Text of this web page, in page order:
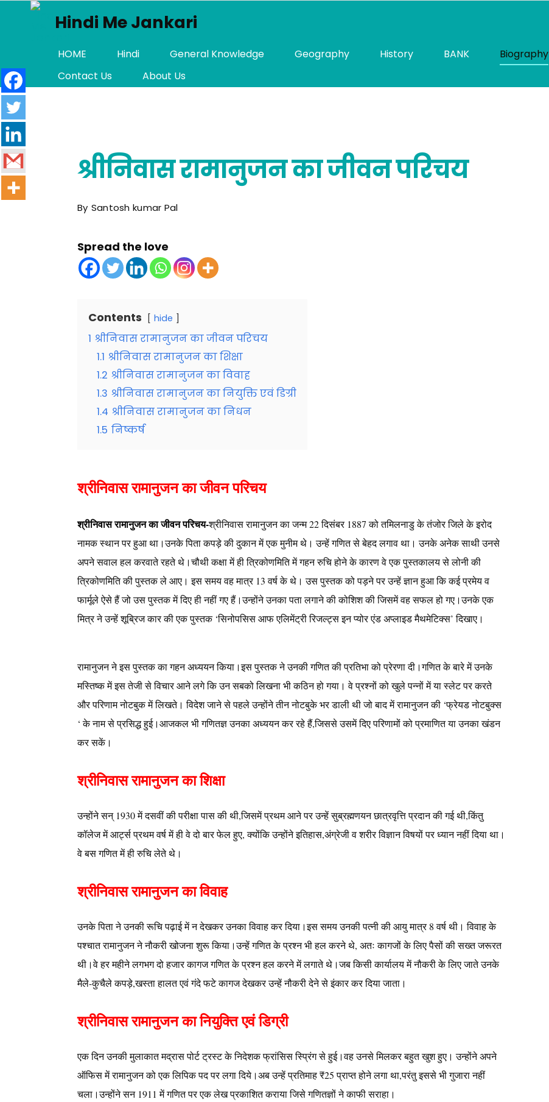
Hindi Me Jankari
HOME Hindi General Knowledge Geography History BANK Biography
Contact Us
About Us
श्रीनिवास रामानुजन का जीवन परिचय
By Santosh kumar Pal
Spread the love
Contents hide
1 श्रीनिवास रामानुजन का जीवन परिचय
1.1 श्रीनिवास रामानुजन का शिक्षा
1.2 श्रीनिवास रामानुजन का विवाह
1.3 श्रीनिवास रामानुजन का नियुक्ति एवं डिग्री
1.4 श्रीनिवास रामानुजन का निधन
1.5 निष्कर्ष
श्रीनिवास रामानुजन का जीवन परिचय
श्रीनिवास रामानुजन का जीवन परिचय-श्रीनिवास रामानुजन का जन्म 22 दिसंबर 1887 को तमिलनाडु के तंजोर जिले के इरोद
नामक स्थान पर हुआ था।उनके पिता कपड़े की दुकान में एक मुनीम थे। उन्हें गणित से बेहद लगाव था। उनके अनेक साथी उनसे
अपने सवाल हल करवाते रहते थे।चौथी कक्षा में ही त्रिकोणमिति में गहन रुचि होने के कारण वे एक पुस्तकालय से लोनी की
त्रिकोणमिति की पुस्तक ले आए। इस समय वह मात्र 13 वर्ष के थे। उस पुस्तक को पड़ने पर उन्हें ज्ञान हुआ कि कई प्रमेय व
फार्मूले ऐसे हैं जो उस पुस्तक में दिए ही नहीं गए हैं‌।उन्होंने उनका पता लगाने की कोशिश की जिसमें वह सफल हो गए।उनके एक
मित्र ने उन्हें शूब्रिज कार की एक पुस्तक ‘सिनोपसिस आफ एलिमेंट्री रिजल्ट्स इन प्योर एंड अप्लाइड मैथमेटिक्स’ दिखाए।
रामानुजन ने इस पुस्तक का गहन अध्ययन किया।इस पुस्तक ने उनकी गणित की प्रतिभा को प्रेरणा दी।गणित के बारे में उनके
मस्तिष्क में इस तेजी से विचार आने लगे कि उन सबको लिखना भी कठिन हो गया। वे प्रश्नों को खुले पन्नों में या स्लेट पर करते
और परिणाम नोटबुक में लिखते। विदेश जाने से पहले उन्होंने तीन नोटबुके भर डाली थी जो बाद में रामानुजन की ‘फ्रेयड नोटबुक्स
‘ के नाम से प्रसिद्ध हुई।आजकल भी गणितज्ञ उनका अध्ययन कर रहे हैं,जिससे उसमें दिए परिणामों को प्रमाणित या उनका खंडन
कर सकें।
श्रीनिवास रामानुजन का शिक्षा
उन्होंने सन् 1930 में दसवीं की परीक्षा पास की थी,जिसमें प्रथम आने पर उन्हें सुब्रह्मणयन छात्रवृत्ति प्रदान की गई थी,किंतु
कॉलेज में आर्ट्स प्रथम वर्ष में ही वे दो बार फेल हुए, क्योंकि उन्होंने इतिहास,अंग्रेजी व शरीर विज्ञान विषयों पर ध्यान नहीं दिया था।
वे बस गणित में ही रुचि लेते थे।
श्रीनिवास रामानुजन का विवाह
उनके पिता ने उनकी रूचि पढ़ाई में न देखकर उनका विवाह कर दिया।इस समय उनकी पत्नी की आयु मात्र 8 वर्ष थी। विवाह के
पश्चात रामानुजन ने नौकरी खोजना शुरू किया।उन्हें गणित के प्रश्न भी हल करने थे, अतः कागजों के लिए पैसों की सख्त जरूरत
थी।वे हर महीने लगभग दो हजार कागज गणित के प्रश्न हल करने में लगाते थे।जब किसी कार्यालय में नौकरी के लिए जाते उनके
मैले-कुचैले कपड़े,खस्ता हालत एवं गंदे फटे कागज देखकर उन्हें नौकरी देने से इंकार कर दिया जाता।
श्रीनिवास रामानुजन का नियुक्ति एवं डिग्री
एक दिन उनकी मुलाकात मद्रास पोर्ट ट्रस्ट के निदेशक फ्रांसिस स्प्रिंग से हुई।वह उनसे मिलकर बहुत खुश हुए। उन्होंने अपने
ऑफिस में रामानुजन को एक लिपिक पद पर लगा दिये।अब उन्हें प्रतिमाह ₹25 प्राप्त होने लगा था,परंतु इससे भी गुजारा नहीं
चला।उन्होंने सन 1911 में गणित पर एक लेख प्रकाशित कराया जिसे गणितज्ञों ने काफी सराहा।